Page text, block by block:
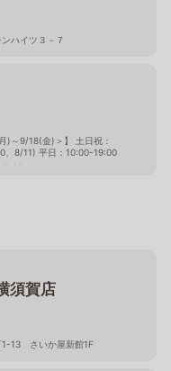
ハイツ３－７
)～9/18(金)＞】 土日祝：
、8/11) 平日：10:00-19:00
9-10
須賀店
1-13 さいか屋新館1F